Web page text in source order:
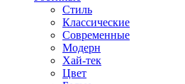
Стиль
Классические
Современные
Модерн
Хай-тек
Цвет